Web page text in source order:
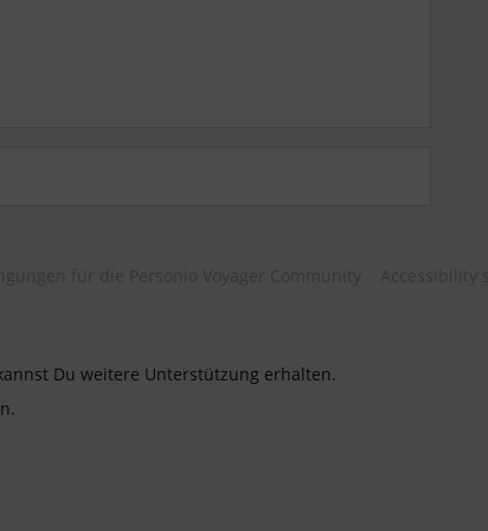
Du weitere Unterstützung erhalten.